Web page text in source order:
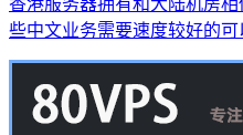
些中文业务需要速度较好的